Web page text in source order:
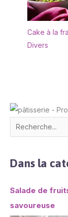
Cake à la
Divers
Dans la
Salade de
savoureuse